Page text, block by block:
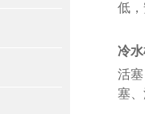
低
冷
活
塞